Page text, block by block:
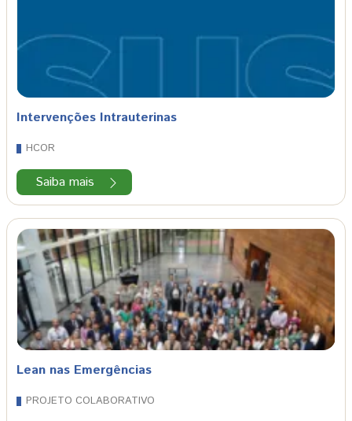
Intervenções Intrauterinas
HCOR
Saiba mais
Lean nas Emergências
PROJETO COLABORATIVO